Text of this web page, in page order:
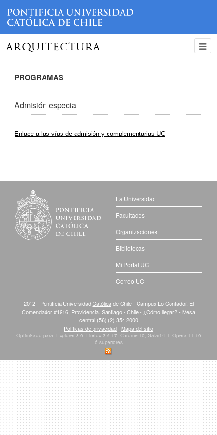
ARQUITECTURA
PROGRAMAS
Admisión especial
Enlace a las vías de admisión y complementarias UC
La Universidad
Facultades
Organizaciones
Bibliotecas
Mi Portal UC
Correo UC
2012 - Pontificia UniversidadCatólica de Chile - Campus Lo Contador. El
Comendador #1916, Providencia. Santiago - Chile - ¿Cómo llegar?- Mesa
central (56) (2) 354 2000
Políticas de privacidad | Mapa del sitio
Optimizado para: Explorer 8.0, Firefox 3.6.17, Chrome 10, Safari 4.1, Opera 11.10
ó superiores